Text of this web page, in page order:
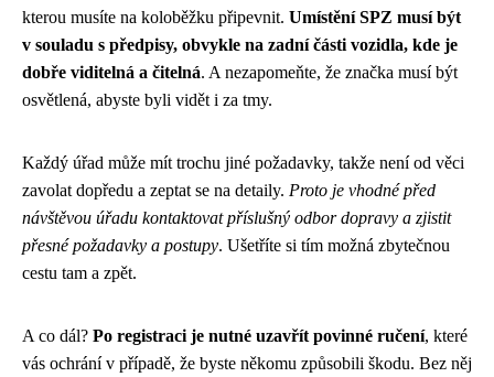
kterou musíte na koloběžku připevnit. Umístění SPZ musí být
v souladu s předpisy, obvykle na zadní části vozidla, kde je
dobře viditelná a čitelná. A nezapomeňte, že značka musí být
osvětlená, abyste byli vidět i za tmy.
Každý úřad může mít trochu jiné požadavky, takže není od věci
zavolat dopředu a zeptat se na detaily. Proto je vhodné před
návštěvou úřadu kontaktovat příslušný odbor dopravy a zjistit
přesné požadavky a postupy. Ušetříte si tím možná zbytečnou
cestu tam a zpět.
A co dál? Po registraci je nutné uzavřít povinné ručení, které
vás ochrání v případě, že byste někomu způsobili škodu. Bez něj